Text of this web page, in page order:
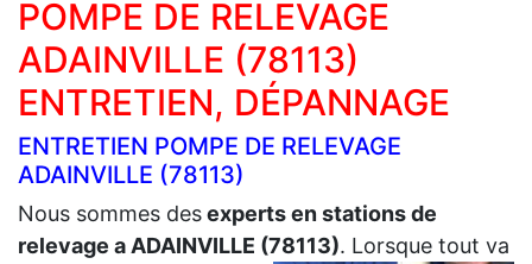
POMPE DE RELEVAGE
ADAINVILLE (78113)
ENTRETIEN, DÉPANNAGE
ENTRETIEN POMPE DE RELEVAGE
ADAINVILLE (78113)
Nous sommes desexperts en stations de
relevage a ADAINVILLE (78113). Lorsque tout va